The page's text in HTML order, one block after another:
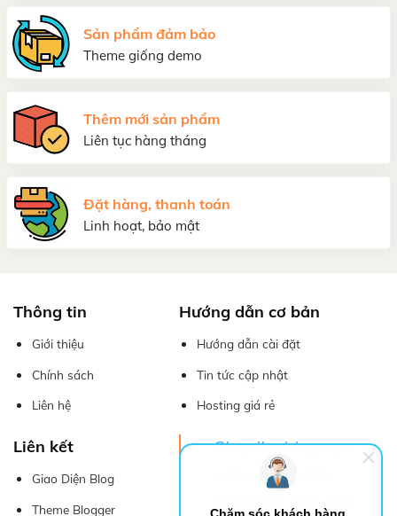
Sản phẩm đảm bảo
Theme giống demo
Thêm mới sản phẩm
Liên tục hàng tháng
Đặt hàng, thanh toán
Linh hoạt, bảo mật
Thông tin
Giới thiệu
Chính sách
Liên hệ
Hướng dẫn cơ bản
Hướng dẫn cài đặt
Tin tức cập nhật
Hosting giá rẻ
Liên kết
Giao Diện Blog
Theme Blogger
Giaodienblog.com
- Kho giao diện